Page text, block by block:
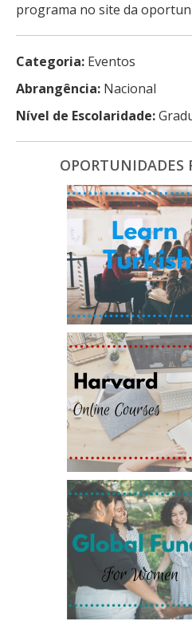
programa no site da
Categoria: Eventos
Abrangência: Nacional
Nível de Escolaridade:
OPORTUNIDADES